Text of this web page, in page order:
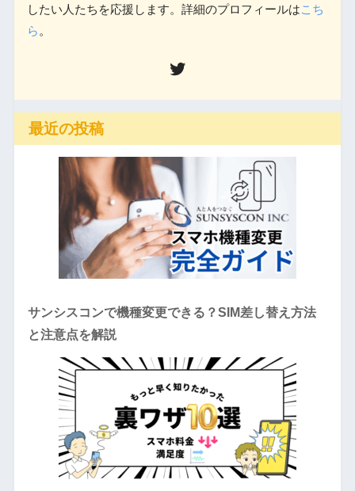
したい人たちを応援します。詳細のプロフィールはこち
ら 。
最近の投稿
サンシスコンで機種変更できる？SIM差し替え方法
と注意点を解説